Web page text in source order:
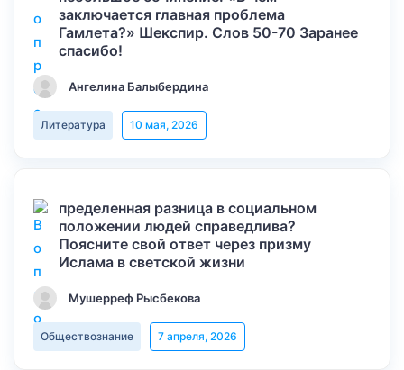
заключается главная проблема
Гамлета?» Шекспир. Слов 50-70 Заранее
спасибо!
Ангелина Балыбердина
Литература 10 мая, 2026
пределенная разница в социальном
положении людей справедлива?
Поясните свой ответ через призму
Ислама в светской жизни
Мушерреф Рысбекова
Обществознание 7 апреля, 2026